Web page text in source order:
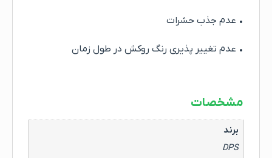
• عدم جذب حشرات
• عدم تغییر پذیری رنگ روکش در طول زمان
مشخصات
برند
DPS